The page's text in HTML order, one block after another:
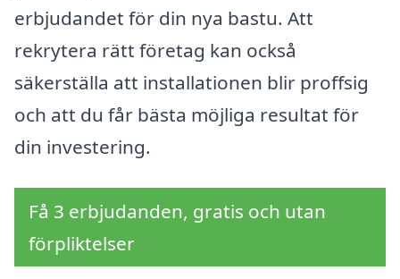
erbjudandet för din nya bastu. Att
rekrytera rätt företag kan också
säkerställa att installationen blir proffsig
och att du får bästa möjliga resultat för
din investering.
Få 3 erbjudanden, gratis och utan
förpliktelser